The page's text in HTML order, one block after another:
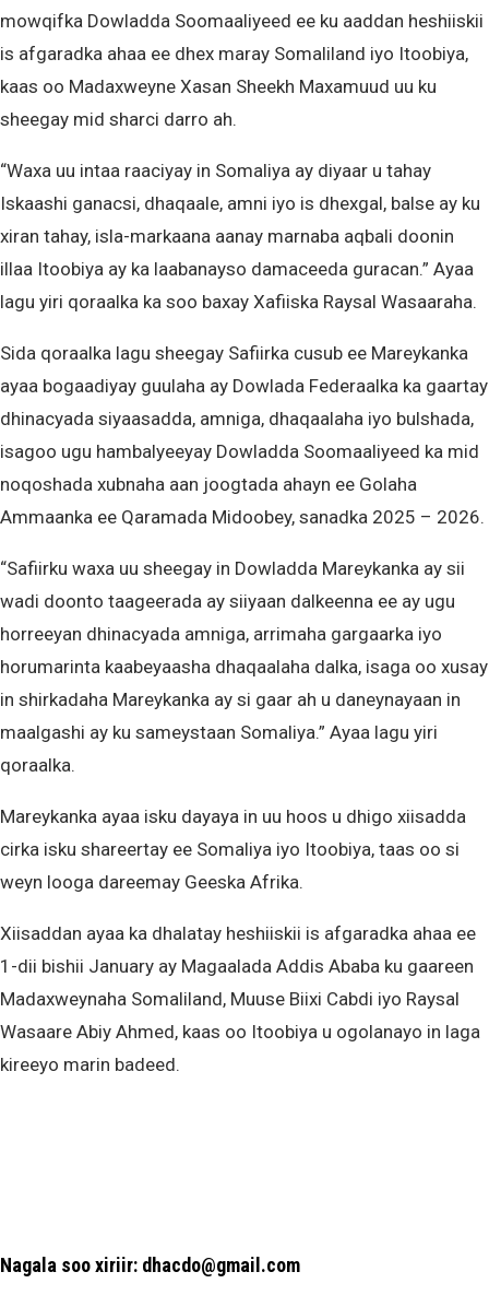
mowqifka Dowladda Soomaaliyeed ee ku aaddan heshiiskii
is afgaradka ahaa ee dhex maray Somaliland iyo Itoobiya,
kaas oo Madaxweyne Xasan Sheekh Maxamuud uu ku
sheegay mid sharci darro ah.
“Waxa uu intaa raaciyay in Somaliya ay diyaar u tahay
Iskaashi ganacsi, dhaqaale, amni iyo is dhexgal, balse ay ku
xiran tahay, isla-markaana aanay marnaba aqbali doonin
illaa Itoobiya ay ka laabanayso damaceeda guracan.” Ayaa
lagu yiri qoraalka ka soo baxay Xafiiska Raysal Wasaaraha.
Sida qoraalka lagu sheegay Safiirka cusub ee Mareykanka
ayaa bogaadiyay guulaha ay Dowlada Federaalka ka gaartay
dhinacyada siyaasadda, amniga, dhaqaalaha iyo bulshada,
isagoo ugu hambalyeeyay Dowladda Soomaaliyeed ka mid
noqoshada xubnaha aan joogtada ahayn ee Golaha
Ammaanka ee Qaramada Midoobey, sanadka 2025 – 2026.
“Safiirku waxa uu sheegay in Dowladda Mareykanka ay sii
wadi doonto taageerada ay siiyaan dalkeenna ee ay ugu
horreeyan dhinacyada amniga, arrimaha gargaarka iyo
horumarinta kaabeyaasha dhaqaalaha dalka, isaga oo xusay
in shirkadaha Mareykanka ay si gaar ah u daneynayaan in
maalgashi ay ku sameystaan Somaliya.” Ayaa lagu yiri
qoraalka.
Mareykanka ayaa isku dayaya in uu hoos u dhigo xiisadda
cirka isku shareertay ee Somaliya iyo Itoobiya, taas oo si
weyn looga dareemay Geeska Afrika.
Xiisaddan ayaa ka dhalatay heshiiskii is afgaradka ahaa ee
1-dii bishii January ay Magaalada Addis Ababa ku gaareen
Madaxweynaha Somaliland, Muuse Biixi Cabdi iyo Raysal
Wasaare Abiy Ahmed, kaas oo Itoobiya u ogolanayo in laga
kireeyo marin badeed.
Nagala soo xiriir: dhacdo@gmail.com